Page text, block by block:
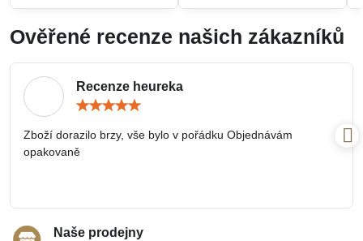
Ověřené recenze našich zákazníků
Recenze heureka
5
Zboží dorazilo brzy, vše bylo v pořádku Objednávám
opakovaně
Naše prodejny